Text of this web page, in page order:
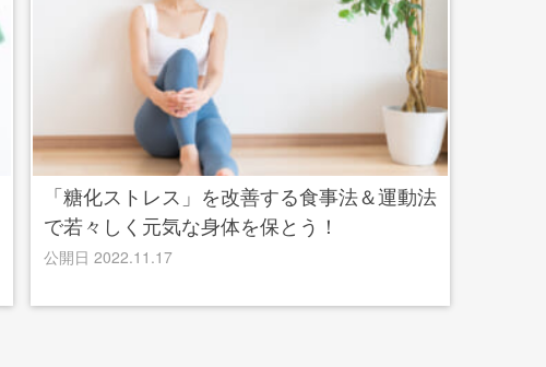
「糖化ストレス」を改善する食事法＆運動法
で若々しく元気な身体を保とう！
公開日 2022.11.17